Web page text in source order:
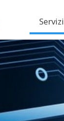
Servizi